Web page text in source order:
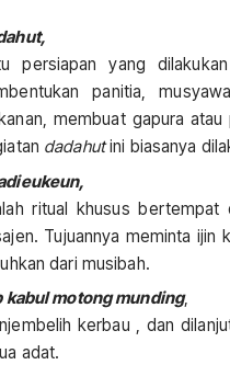
persiapan yang
panitia,
membuat gapura atau
dadahutini biasanya
ritual khusus
Tujuannya meminta ijin
dari musibah.
kabul motong munding,
kerbau , dan
adat.